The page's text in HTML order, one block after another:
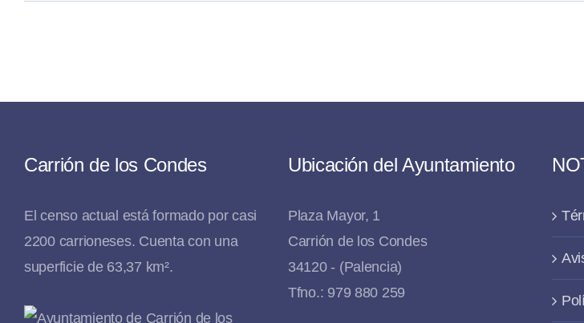
Carrión de los Condes
El censo actual está formado por casi
2200 carrioneses. Cuenta con una
superficie de 63,37 km².
Ubicación del Ayuntamiento
Plaza Mayor, 1
Carrión de los Condes
34120 - (Palencia)
Tfno.: 979 880 259